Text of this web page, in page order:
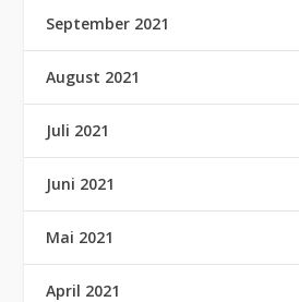
September 2021
August 2021
Juli 2021
Juni 2021
Mai 2021
April 2021